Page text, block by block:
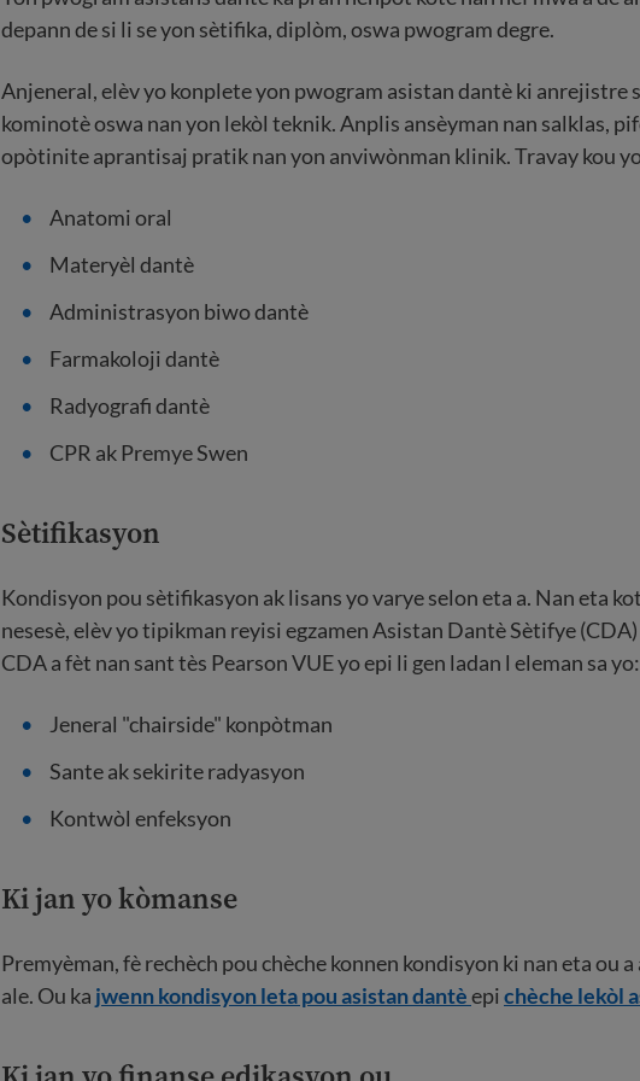
depann de si li se yon sètifika, diplòm, oswa pwogram degre.
Anjeneral, elèv yo konplete yon pwogram asistan dantè ki anrejistre
kominotè oswa nan yon lekòl teknik. Anplis ansèyman nan salklas,
opòtinite aprantisaj pratik nan yon anviwònman klinik. Travay kou
Anatomi oral
Materyèl dantè
Administrasyon biwo dantè
Farmakoloji dantè
Radyografi dantè
CPR ak Premye Swen
Sètifikasyon
Kondisyon pou sètifikasyon ak lisans yo varye selon eta a. Nan eta
nesesè, elèv yo tipikman reyisi egzamen Asistan Dantè Sètifye
CDA a fèt nan sant tès Pearson VUE yo epi li gen ladan l eleman sa yo:
Jeneral "chairside" konpòtman
Sante ak sekirite radyasyon
Kontwòl enfeksyon
Ki jan yo kòmanse
Premyèman, fè rechèch pou chèche konnen kondisyon ki nan eta ou
ale. Ou ka jwenn kondisyon leta pou asistan dantèepichèche lekòl